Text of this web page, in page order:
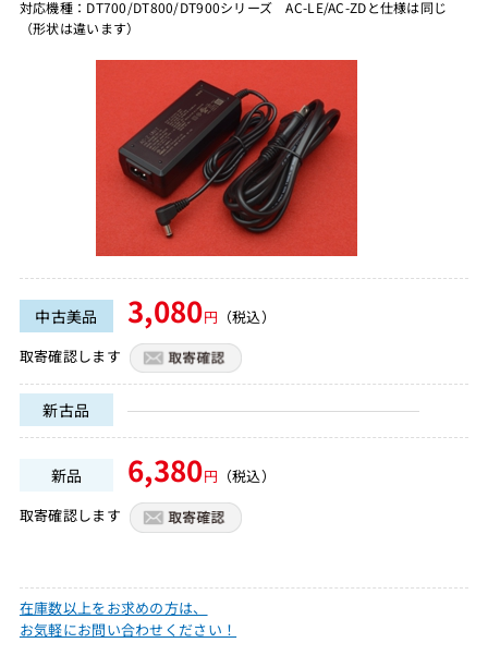
対応機種：DT700/DT800/DT900シリーズ AC-LE/AC-ZDと仕様は同じ
（形状は違います）
中古美品 3,080円 （税込）
取寄確認します
新古品
新品 6,380円 （税込）
取寄確認します
在庫数以上をお求めの方は、
お気軽にお問い合わせください！